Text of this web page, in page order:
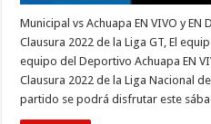
Municipal vs Achuapa EN VIVO y EN
Clausura 2022 de la Liga GT, El
equipo del Deportivo Achuapa EN
Clausura 2022 de la Liga Nacional
partido se podrá disfrutar este